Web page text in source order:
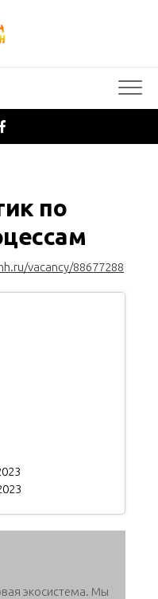
по
vacancy/88677288
экосистема. Мы